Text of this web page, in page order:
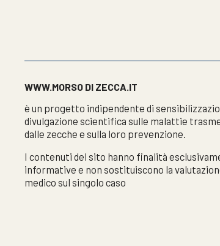
WWW.MORSO DI ZECCA.IT
è un progetto indipendente di
divulgazione scientifica sulle malattie
dalle zecche e sulla loro prevenzione.
I contenuti del sito hanno finalità
informative e non sostituiscono la
medico sul singolo caso